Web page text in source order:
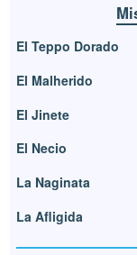
El Teppo Dorado
El Malherido
El Jinete
El Necio
La Naginata
La Afligida